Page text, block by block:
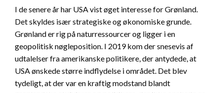
I de senere år har USA vist øget interesse for Grønland.
Det skyldes især strategiske og økonomiske grunde.
Grønland er rig på naturressourcer og ligger i en
geopolitisk nøgleposition. I 2019 kom der snesevis af
udtalelser fra amerikanske politikere, der antydede, at
USA ønskede større indflydelse i området. Det blev
tydeligt, at der var en kraftig modstand blandt